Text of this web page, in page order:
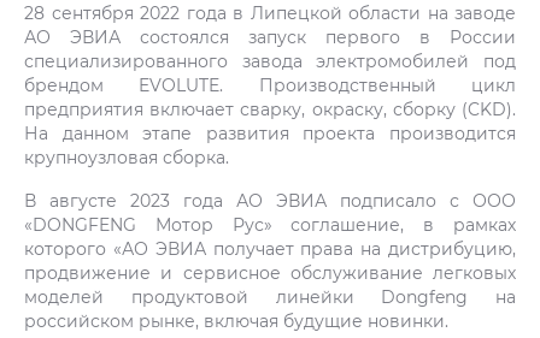
28 сентября 2022 года в Липецкой области на заводе
АО ЭВИА состоялся запуск первого в России
специализированного завода электромобилей под
брендом EVOLUTE. Производственный цикл
предприятия включает сварку, окраску, сборку (CKD).
На данном этапе развития проекта производится
крупноузловая сборка.
В августе 2023 года АО ЭВИА подписало с ООО
«DONGFENG Мотор Рус» соглашение, в рамках
которого «АО ЭВИА получает права на дистрибуцию,
продвижение и сервисное обслуживание легковых
моделей продуктовой линейки Dongfeng на
российском рынке, включая будущие новинки.